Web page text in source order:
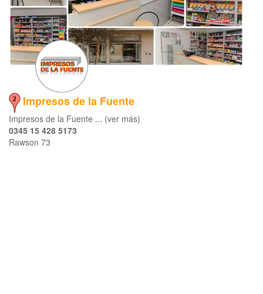
Impresos de la Fuente
Impresos de la Fuente ... (ver más)
0345 15 428 5173
Rawson 73